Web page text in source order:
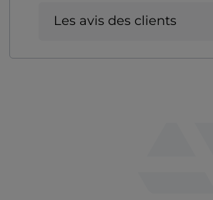
Les avis des clients